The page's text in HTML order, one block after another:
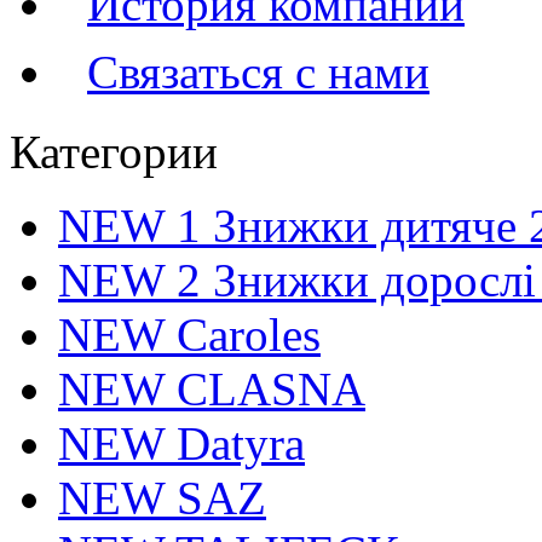
Связаться с нами
Категории
NEW 1 Знижки дитяче
NEW 2 Знижки
NEW Caroles
NEW CLASNA
NEW Datyra
NEW SAZ